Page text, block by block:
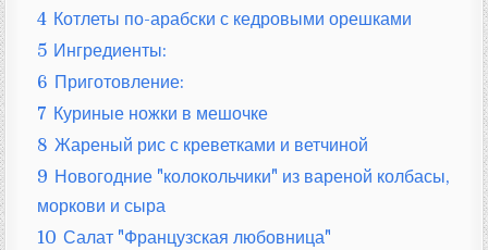
4 Котлеты по-арабски с кедровыми орешками
5 Ингредиенты:
6 Приготовление:
7 Куриные ножки в мешочке
8 Жареный рис с креветками и ветчиной
9 Новогодние "колокольчики" из вареной колбасы,
моркови и сыра
10 Салат "Французская любовница"